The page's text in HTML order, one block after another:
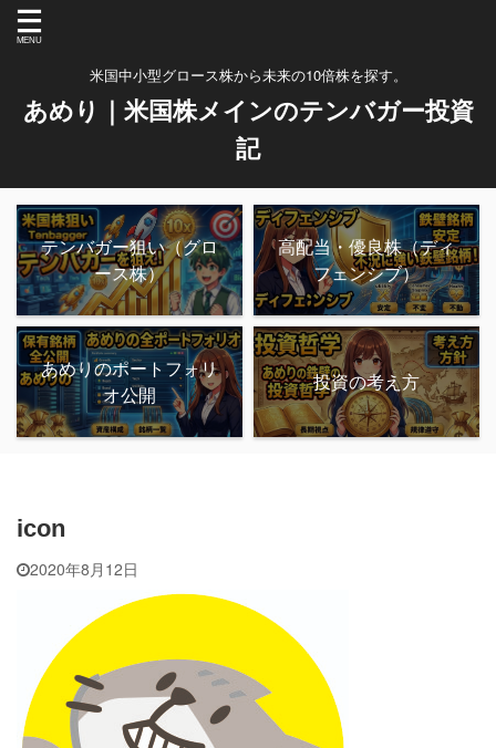
米国中小型グロース株から未来の10倍株を探す。
あめり｜米国株メインのテンバガー投資
記
テンバガー狙い（グロ
ース株）
高配当・優良株（ディ
フェンシブ）
あめりのポートフォリ
オ公開
投資の考え方
icon
2020年8月12日